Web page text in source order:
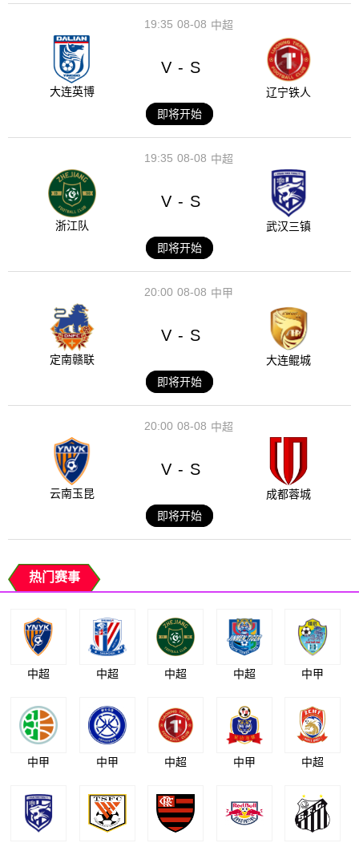
08-08
19:35 中超
大连英博
V - S
辽宁铁人
即将开始
08-08
19:35 中超
浙江队
V - S
武汉三镇
即将开始
08-08
20:00 中甲
定南赣联
V - S
大连鲲城
即将开始
08-08
20:00 中超
云南玉昆
V - S
成都蓉城
即将开始
热门赛事
中超 中超 中超 中超 中甲
中甲 中甲 中超 中甲 中超